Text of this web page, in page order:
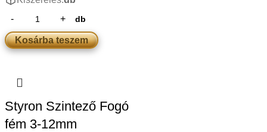
db
Kosárba teszem
Styron Szintező Fogó
fém 3-12mm